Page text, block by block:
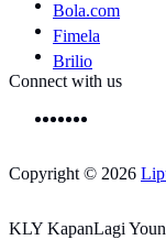
Bola.com
Fimela
Brilio
Connect with us
Copyright © 2026
KLY KapanLagi